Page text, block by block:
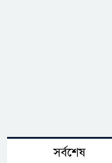
সর্বশেষ